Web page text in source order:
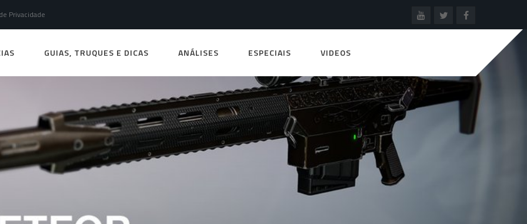
Privacidade
GUIAS, TRUQUES E DICAS ANÁLISES ESPECIAIS VIDEOS